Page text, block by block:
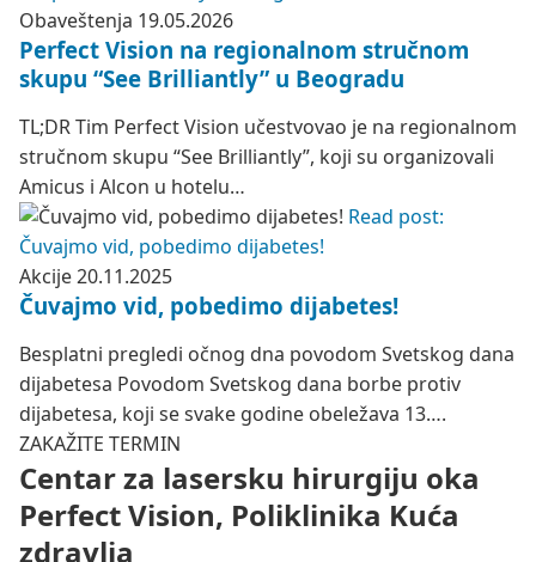
Obaveštenja 19.05.2026
Perfect Vision na regionalnom stručnom
skupu “See Brilliantly” u Beogradu
TL;DR Tim Perfect Vision učestvovao je na regionalnom
stručnom skupu “See Brilliantly”, koji su organizovali
Amicus i Alcon u hotelu…
Read post:
Čuvajmo vid, pobedimo dijabetes!
Akcije20.11.2025
Čuvajmo vid, pobedimo dijabetes!
Besplatni pregledi očnog dna povodom Svetskog dana
dijabetesa Povodom Svetskog dana borbe protiv
dijabetesa, koji se svake godine obeležava 13….
ZAKAŽITE TERMIN
Centar za lasersku hirurgiju oka
Perfect Vision, Poliklinika Kuća
zdravlja